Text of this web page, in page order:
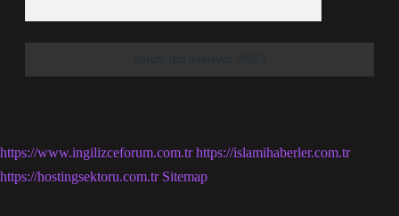
https://www.ingilizceforum.com.tr https://islamihaberler.com.tr
https://hostingsektoru.com.tr Sitemap